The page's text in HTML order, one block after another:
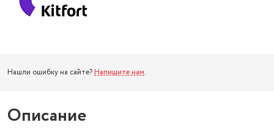
Нашли ошибку на сайте? Напишите нам.
Описание